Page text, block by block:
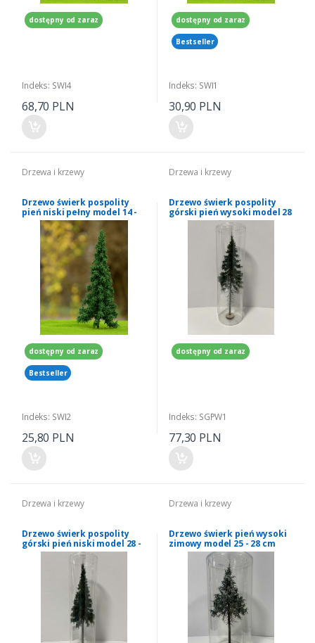
dostępny od zaraz
Indeks: SWI4
68,70 PLN
dostępny od zaraz
Bestseller
Indeks: SWI1
30,90 PLN
Drzewa i krzewy
Drzewo świerk pospolity
pień niski pełny model 14 -
16 cm Freon nr SWI2
dostępny od zaraz
Bestseller
Indeks: SWI2
25,80 PLN
Drzewa i krzewy
Drzewo świerk pospolity
górski pień wysoki model 28
- 30 cm Freon nr SGPW1
dostępny od zaraz
Indeks: SGPW1
77,30 PLN
Drzewa i krzewy
Drzewo świerk pospolity
górski pień niski model 28 -
30 cm Freon nr SGPN1
Drzewa i krzewy
Drzewo świerk pień wysoki
zimowy model 25 - 28 cm
Freon nr SWPZ4